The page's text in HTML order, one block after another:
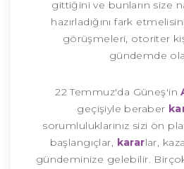
gittiğini ve bunların size
hazırladığını fark
görüşmeleri, otoriter
gündemde
22 Temmuz'da Güneş'in
geçişiyle beraber
sorumluluklarınız sizi ön
başlangıçlar, kararlar,
gündeminize gelebilir.